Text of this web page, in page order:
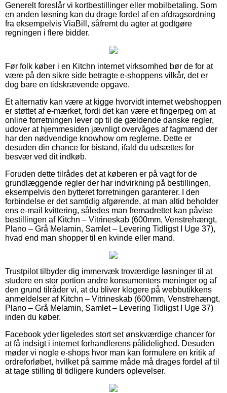
Generelt foreslår vi kortbestillinger eller mobilbetaling. Som
en anden løsning kan du drage fordel af en afdragsordning
fra eksempelvis ViaBill, såfremt du agter at godtgøre
regningen i flere bidder.
Før folk køber i en Kitchn internet virksomhed bør de for at
være på den sikre side betragte e-shoppens vilkår, det er
dog bare en tidskrævende opgave.
Et alternativ kan være at kigge hvorvidt internet webshoppen
er støttet af e-mærket, fordi det kan være et fingerpeg om at
online forretningen lever op til de gældende danske regler,
udover at hjemmesiden jævnligt overvåges af fagmænd der
har den nødvendige knowhow om reglerne. Dette er
desuden din chance for bistand, ifald du udsættes for
besvær ved dit indkøb.
Foruden dette tilrådes det at køberen er på vagt for de
grundlæggende regler der har indvirkning på bestillingen,
eksempelvis den bytteret forretningen garanterer. I den
forbindelse er det samtidig afgørende, at man altid beholder
ens e-mail kvittering, således man fremadrettet kan påvise
bestillingen af Kitchn – Vitrineskab (600mm, Venstrehængt,
Plano – Grå Melamin, Samlet – Levering Tidligst I Uge 37),
hvad end man shopper til en kvinde eller mand.
Trustpilot tilbyder dig immervæk troværdige løsninger til at
studere en stor portion andre konsumenters meninger og af
den grund tilråder vi, at du bliver klogere på webbutikkens
anmeldelser af Kitchn – Vitrineskab (600mm, Venstrehængt,
Plano – Grå Melamin, Samlet – Levering Tidligst I Uge 37)
inden du køber.
Facebook yder ligeledes stort set ønskværdige chancer for
at få indsigt i internet forhandlerens pålidelighed. Desuden
møder vi nogle e-shops hvor man kan formulere en kritik af
ordreforløbet, hvilket på samme måde må drages fordel af til
at tage stilling til tidligere kunders oplevelser.